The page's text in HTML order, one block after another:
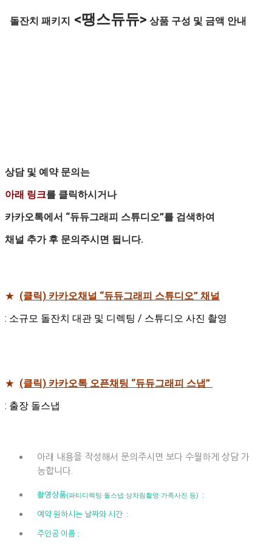
돌잔치 패키지 <땡스듀듀> 상품 구성 및 금액 안내
상담 및 예약 문의는
아래 링크를 클릭하시거나
카카오톡에서 “듀듀그래피 스튜디오”를 검색하여
채널 추가 후 문의주시면 됩니다.
★ (클릭) 카카오채널 “듀듀그래피 스튜디오” 채널
: 소규모 돌잔치 대관 및 디렉팅 / 스튜디오 사진 촬영
★ (클릭) 카카오톡 오픈채팅 “듀듀그래피 스냅”
: 출장 돌스냅
아래 내용을 작성해서 문의주시면 보다 수월하게 상담 가
능합니다.
촬영상품(파티디렉팅·돌스냅·상차림촬영·가족사진 등) :
예약 원하시는 날짜와 시간 :
주인공 이름 :